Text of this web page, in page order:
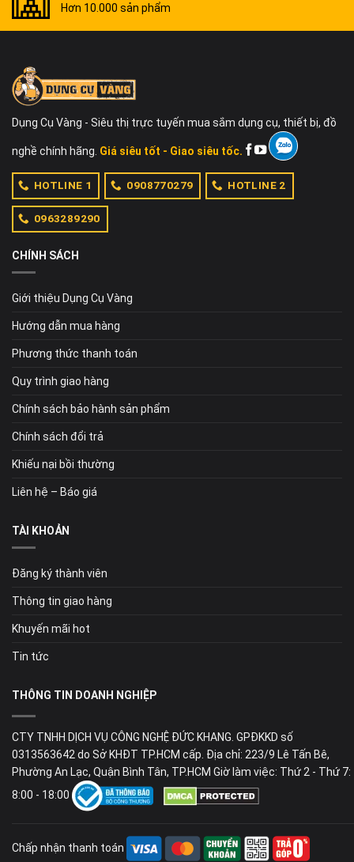
Hơn 10.000 sản phẩm
Dụng Cụ Vàng - Siêu thị trực tuyến mua sắm dụng cụ, thiết bị, đồ
nghề chính hãng. Giá siêu tốt - Giao siêu tốc.
HOTLINE 1 0908770279 HOTLINE 2
0963289290
CHÍNH SÁCH
Giới thiệu Dụng Cụ Vàng
Hướng dẫn mua hàng
Phương thức thanh toán
Quy trình giao hàng
Chính sách bảo hành sản phẩm
Chính sách đổi trả
Khiếu nại bồi thường
Liên hệ – Báo giá
TÀI KHOẢN
Đăng ký thành viên
Thông tin giao hàng
Khuyến mãi hot
Tin tức
THÔNG TIN DOANH NGHIỆP
CTY TNHH DỊCH VỤ CÔNG NGHỆ ĐỨC KHANG. GPĐKKD số
0313563642 do Sở KHĐT TP.HCM cấp. Địa chỉ: 223/9 Lê Tấn Bê,
Phường An Lạc, Quận Bình Tân, TP.HCM Giờ làm việc: Thứ 2 - Thứ 7:
8:00 - 18:00
Chấp nhận thanh toán